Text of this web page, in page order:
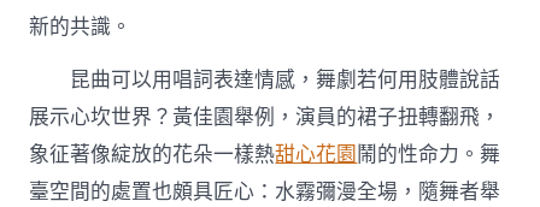
新的共識。
昆曲可以用唱詞表達情感，舞劇若何用肢體說話
展示心坎世界？黃佳園舉例，演員的裙子扭轉翻飛，
象征著像綻放的花朵一樣熱甜心花園 鬧的性命力。舞
臺空間的處置也頗具匠心：水霧彌漫全場，隨舞者舉